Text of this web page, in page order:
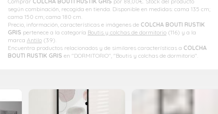
según combinación, recogida en tienda. Disponible en medidas: cama 135 cm;
cama 150 cm; cama 180 cm.
Precio, información, características e imágenes de COLCHA BOUTI RUSTIK
GRIS pertenece a la categoría Boutis y colchas de dormitorio (116) y a la
marca Antilo (39).
Encuentra productos relacionados y de similares características a COLCHA
BOUTI RUSTIK GRIS en "DORMITORIO", "Boutis y colchas de dormitorio".